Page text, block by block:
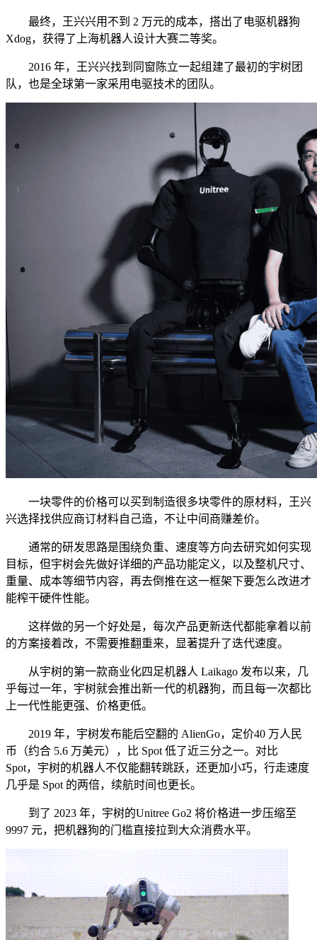
最终，王兴兴用不到 2 万元的成本，搭出了电驱机器狗
Xdog，获得了上海机器人设计大赛二等奖。
2016 年，王兴兴找到同窗陈立一起组建了最初的宇树团
队，也是全球第一家采用电驱技术的团队。
一块零件的价格可以买到制造很多块零件的原材料，王兴
兴选择找供应商订材料自己造，不让中间商赚差价。
通常的研发思路是围绕负重、速度等方向去研究如何实现
目标，但宇树会先做好详细的产品功能定义，以及整机尺寸、
重量、成本等细节内容，再去倒推在这一框架下要怎么改进才
能榨干硬件性能。
这样做的另一个好处是，每次产品更新迭代都能拿着以前
的方案接着改，不需要推翻重来，显著提升了迭代速度。
从宇树的第一款商业化四足机器人 Laikago 发布以来，几
乎每过一年，宇树就会推出新一代的机器狗，而且每一次都比
上一代性能更强、价格更低。
2019 年，宇树发布能后空翻的 AlienGo，定价40 万人民
币（约合 5.6 万美元），比 Spot 低了近三分之一。对比
Spot，宇树的机器人不仅能翻转跳跃，还更加小巧，行走速度
几乎是 Spot 的两倍，续航时间也更长。
到了 2023 年，宇树的Unitree Go2 将价格进一步压缩至
9997 元，把机器狗的门槛直接拉到大众消费水平。